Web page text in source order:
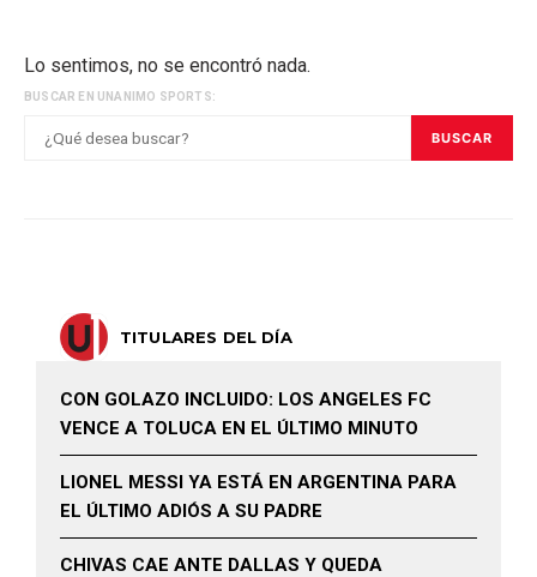
Lo sentimos, no se encontró nada.
BUSCAR EN UNANIMO SPORTS:
BUSCAR
TITULARES DEL DÍA
CON GOLAZO INCLUIDO: LOS ANGELES FC
VENCE A TOLUCA EN EL ÚLTIMO MINUTO
LIONEL MESSI YA ESTÁ EN ARGENTINA PARA
EL ÚLTIMO ADIÓS A SU PADRE
CHIVAS CAE ANTE DALLAS Y QUEDA